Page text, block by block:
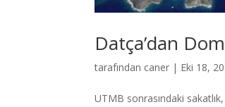
Datça’dan
tarafından caner | Eki 18,
UTMB sonrasındaki